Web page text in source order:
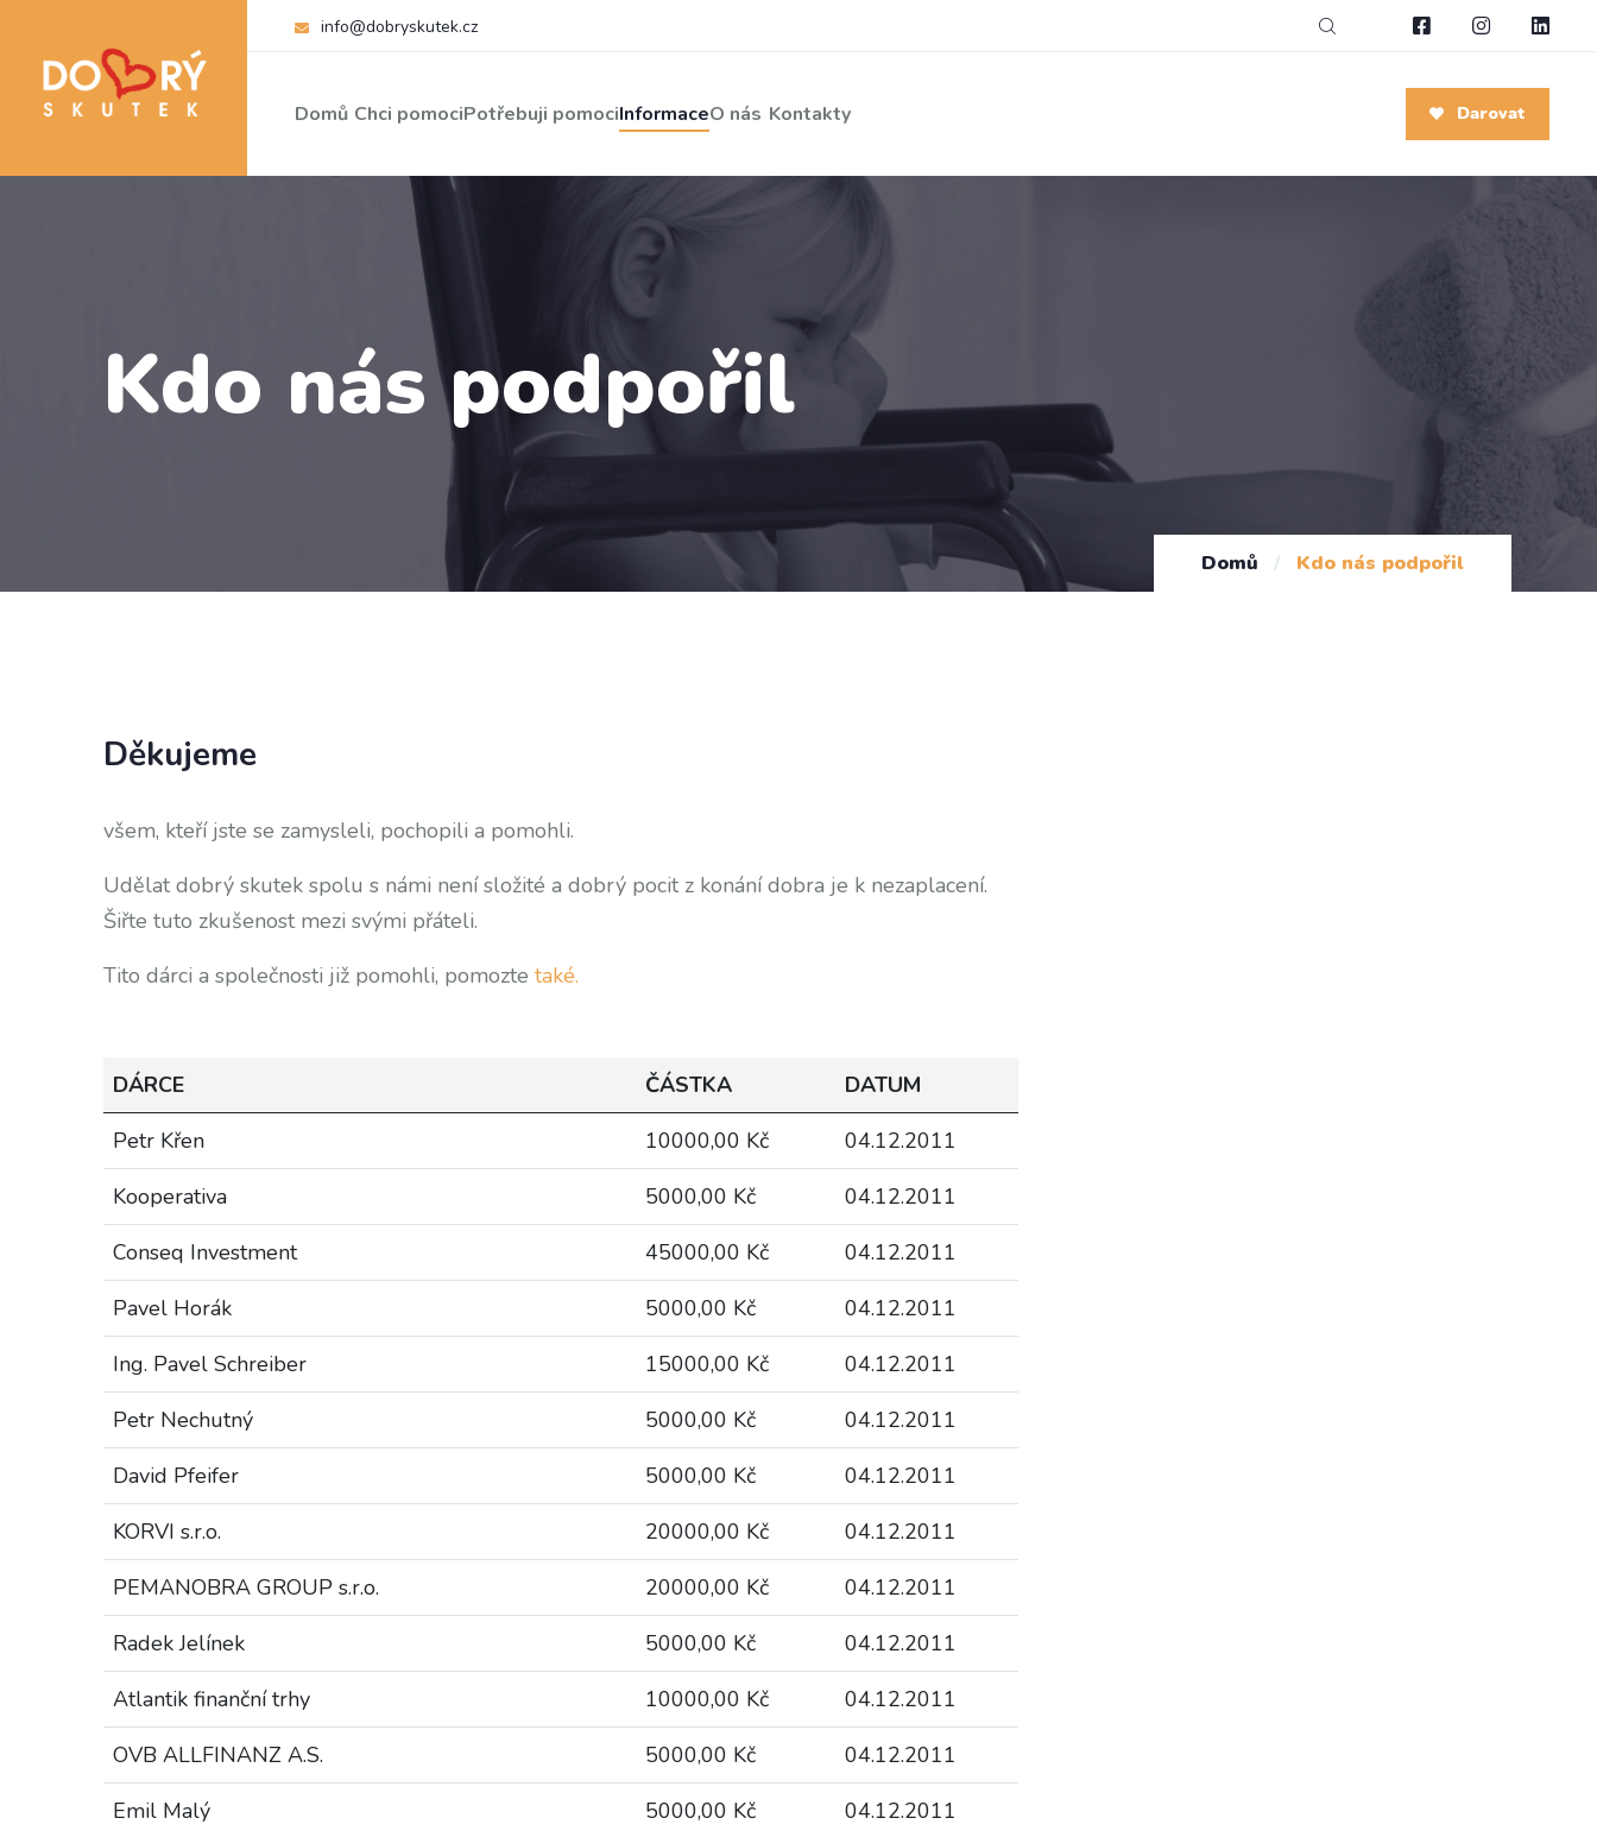
info@dobryskutek.cz
Domů Chci pomociPotřebuji pomociInformaceO nás Kontakty Darovat
Kdo nás podpořil
Domů / Kdo nás podpořil
Děkujeme
všem, kteří jste se zamysleli, pochopili a pomohli.
Udělat dobrý skutek spolu s námi není složité a dobrý pocit z konání dobra je k nezaplacení.
Šiřte tuto zkušenost mezi svými přáteli.
Tito dárci a společnosti již pomohli, pomozte také.
DÁRCE ČÁSTKA
DATUM
Petr Křen
10000,00 Kč
04.12.2011
Kooperativa
5000,00 Kč
04.12.2011
Conseq Investment
45000,00 Kč
04.12.2011
Pavel Horák
5000,00 Kč
04.12.2011
Ing. Pavel Schreiber
15000,00 Kč
04.12.2011
Petr Nechutný
5000,00 Kč
04.12.2011
David Pfeifer
5000,00 Kč
04.12.2011
KORVI s.r.o.
20000,00 Kč
04.12.2011
PEMANOBRA GROUP s.r.o.
20000,00 Kč
04.12.2011
Radek Jelínek
5000,00 Kč
04.12.2011
Atlantik finanční trhy
10000,00 Kč
04.12.2011
OVB ALLFINANZ A.S.
5000,00 Kč
04.12.2011
Emil Malý
5000,00 Kč
04.12.2011